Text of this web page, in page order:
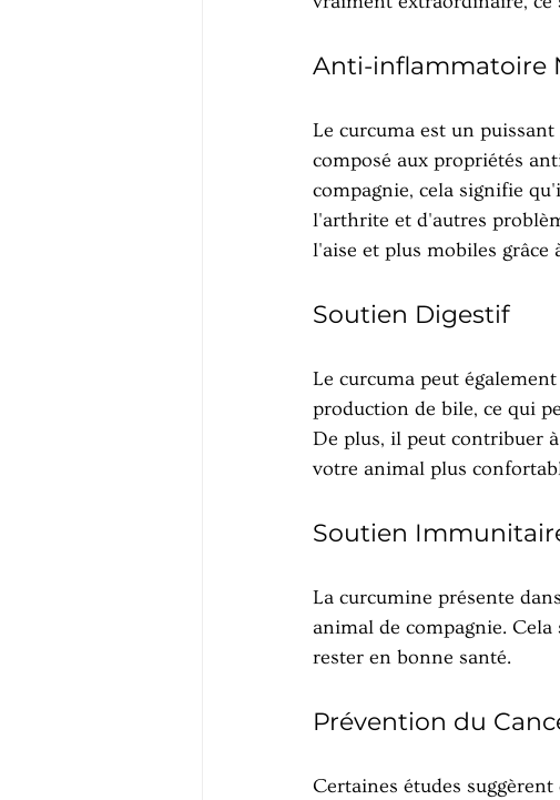
Anti-inflammatoire
Le curcuma est un
composé aux propriétés
compagnie, cela signifie
l'arthrite et d'autres
l'aise et plus mobiles grâce
Soutien Digestif
Le curcuma peut
production de bile, ce qui
De plus, il peut contribuer
votre animal plus
Soutien
La curcumine présente
animal de compagnie.
rester en bonne santé.
Prévention du
Certaines études